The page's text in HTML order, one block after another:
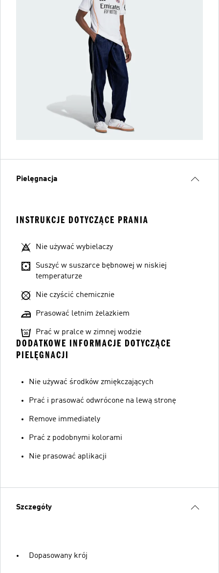
Pielęgnacja
INSTRUKCJE DOTYCZĄCE PRANIA
Nie używać wybielaczy
Suszyć w suszarce bębnowej w niskiej
temperaturze
Nie czyścić chemicznie
Prasować letnim żelazkiem
Prać w pralce w zimnej wodzie
DODATKOWE INFORMACJE DOTYCZĄCE
PIELĘGNACJI
Nie używać środków zmiękczających
Prać i prasować odwrócone na lewą stronę
Remove immediately
Prać z podobnymi kolorami
Nie prasować aplikacji
Szczegóły
Dopasowany krój